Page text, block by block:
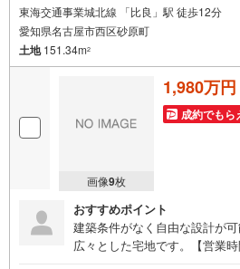
東海交通事業城北線 「比良」駅 徒歩12分
愛知県名古屋市西区砂原町
土地151.34m2
画像9枚
1,980万円
成約でもら
おすすめポイント
建築条件がなく自由な設計が
広々とした宅地です。【営業